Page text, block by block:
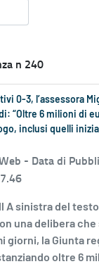
n 240
0-3, l’assessora
“Oltre 6 milioni di
inclusi quelli
- Data di
A sinistra del testo
una delibera
giorni, la Giunta
oltre 6